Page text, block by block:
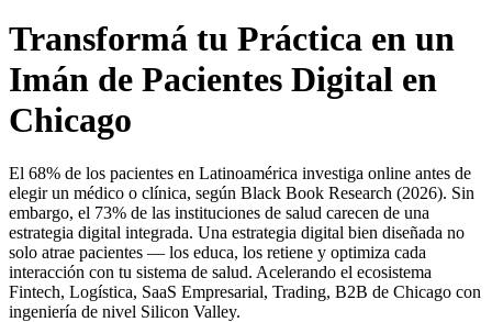
Transformá tu Práctica en un
Imán de Pacientes Digital en
Chicago
El 68% de los pacientes en Latinoamérica investiga online antes de
elegir un médico o clínica, según Black Book Research (2026). Sin
embargo, el 73% de las instituciones de salud carecen de una
estrategia digital integrada. Una estrategia digital bien diseñada no
solo atrae pacientes — los educa, los retiene y optimiza cada
interacción con tu sistema de salud. Acelerando el ecosistema
Fintech, Logística, SaaS Empresarial, Trading, B2B de Chicago con
ingeniería de nivel Silicon Valley.